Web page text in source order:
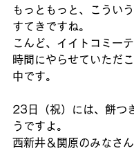
もっともっと、こうい
すてきですね。
こんど、イイトコミー
時間にやらせていただ
中です。
23日（祝）には、餅つ
うですよ。
西新井＆関原のみなさ